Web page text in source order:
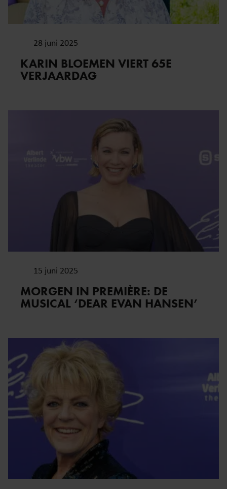
28 juni 2025
KARIN BLOEMEN VIERT 65E
VERJAARDAG
15 juni 2025
MORGEN IN PREMIÈRE: DE
MUSICAL ‘DEAR EVAN HANSEN’